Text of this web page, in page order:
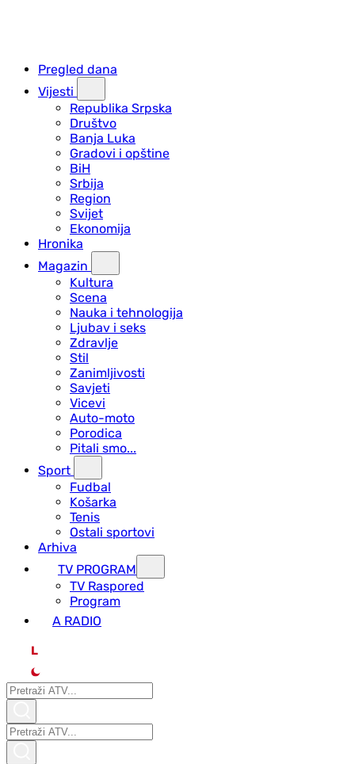
Pregled dana
Vijesti
Republika Srpska
Društvo
Banja Luka
Gradovi i opštine
BiH
Srbija
Region
Svijet
Ekonomija
Hronika
Magazin
Kultura
Scena
Nauka i tehnologija
Ljubav i seks
Zdravlje
Stil
Zanimljivosti
Savjeti
Vicevi
Auto-moto
Porodica
Pitali smo...
Sport
Fudbal
Košarka
Tenis
Ostali sportovi
Arhiva
TV PROGRAM
ТV Raspored
Program
A RADIO
L